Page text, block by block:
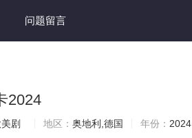
问题留言
2024
剧 地区： 奥地利,德国 年份： 2024